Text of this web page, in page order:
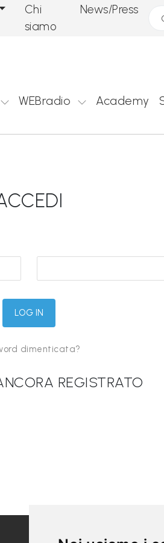
Chi
siamo
News/Press
WEBradio Academy
dimenticata?
REGISTRATO
LINK UTILI